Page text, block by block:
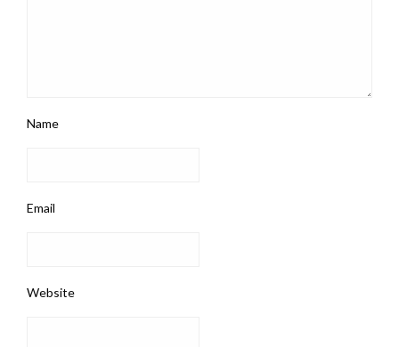
Name
Email
Website